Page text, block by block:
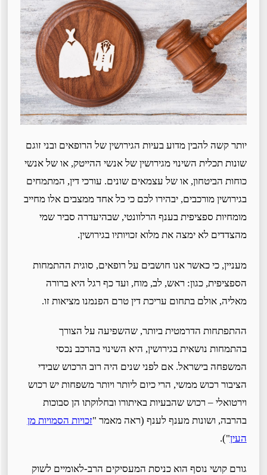
יותר קשה להבין מדוע בעיות הגירושין של הרופאים ובני זוגם
שונות תכלית השינוי מגירושין של אנשי ההייטק, או של אנשי
כוחות הביטחון, או של עצמאים שונים. עורכי דין, המתמחים
בגירושין מורכבים, יבהירו לכם כי כל אחד ממצבים אלו מחייב
מומחיות ספציפית בענף הרלוונטי, שבהיעדרה סביר שמי
מהצדדים לא ימצה את מלוא זכויותיו בגירושין.
מעניין, כי כאשר אנו חושבים על רופאים, סוגית ההתמחות
הספציפית, כגון: ראש, לב, מוח, ועד כף רגל היא ברורה
מאליה, אולם בתחום עריכת דין טרם הפנמנו מציאות זו.
ההתפתחות הדרמטית ביותר, שהשפיעה על הצורך
בהתמחות נושאית בגירושין, היא השינוי בהרכב נכסי
המשפחה בישראל. אם לפני שנים היה רוב הרכוש שבידי
הציבור רכוש ממשי, הרי כיום ליותר ויותר משפחות יש רכוש
וירטואלי – רכוש שהבעיות באיתורו ובחלוקתו הן סבוכות
בהרבה, ושונות מענף לענף (ראה מאמר " זכויות הסמויות מן
העין").
גורם קושי נוסף הוא כניסת המעסיקים הרב-לאומיים לשוק